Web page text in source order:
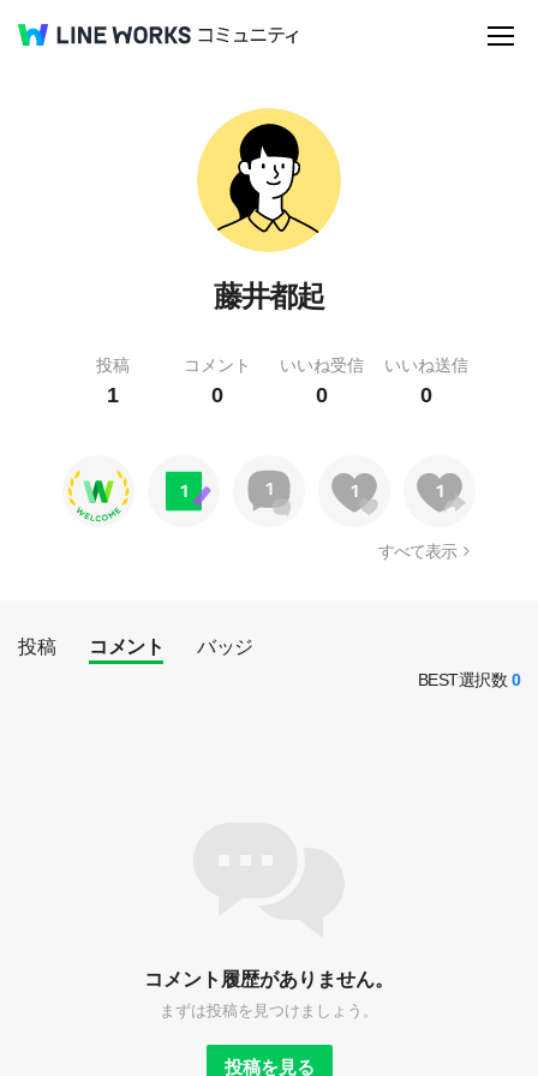
藤井都起
投稿
1
コメント
0
いいね受信
0
いいね送信
0
すべて表示
投稿 コメント バッジ
BEST選択数 0
コメント履歴がありません。
まずは投稿を見つけましょう。
投稿を見る